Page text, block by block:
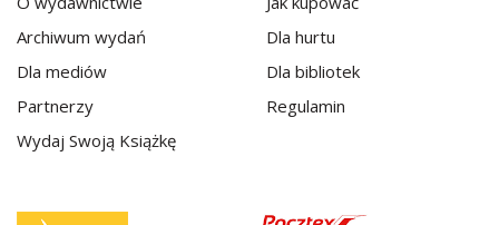
Archiwum wydań
Dla mediów
Partnerzy
Wydaj Swoją Książkę
Dla hurtu
Dla bibliotek
Regulamin